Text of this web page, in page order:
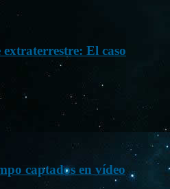
El caso
captados en vídeo